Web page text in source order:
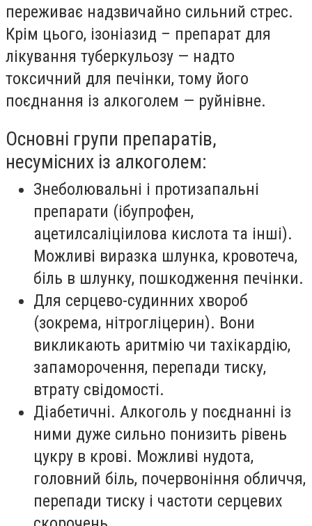
переживає надзвичайно сильний стрес.
Крім цього, ізоніазид – препарат для
лікування туберкульозу — надто
токсичний для печінки, тому його
поєднання із алкоголем — руйнівне.
Основні групи препаратів,
несумісних із алкоголем:
Знеболювальні і протизапальні
препарати (ібупрофен,
ацетилсаліціилова кислота та інші).
Можливі виразка шлунка, кровотеча,
біль в шлунку, пошкодження печінки.
Для серцево-судинних хвороб
(зокрема, нітрогліцерин). Вони
викликають аритмію чи тахікардію,
запаморочення, перепади тиску,
втрату свідомості.
Діабетичні. Алкоголь у поєднанні із
ними дуже сильно понизить рівень
цукру в крові. Можливі нудота,
головний біль, почервоніння обличчя,
перепади тиску і частоти серцевих